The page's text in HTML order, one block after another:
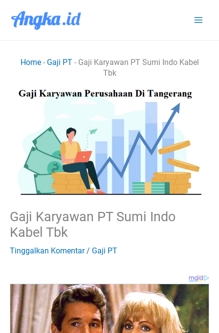
Home- Gaji PT- Gaji Karyawan PT Sumi Indo Kabel
Tbk
Gaji Karyawan PT Sumi Indo
Kabel Tbk
Tinggalkan Komentar / Gaji PT